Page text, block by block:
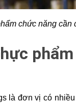
chức năng cần
là đơn vị có